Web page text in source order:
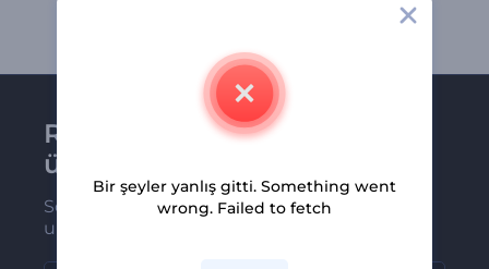
Renderforest bültenine
üye olun
Son haber ve tekliflerimiz ilk olarak size
ulaşsın
Bir şeyler yanlış gitti. Something went
wrong. Failed to fetch